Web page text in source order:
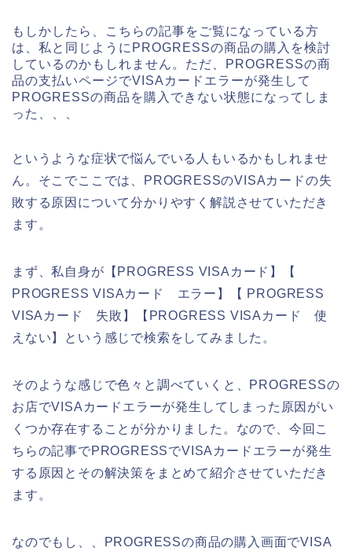
もしかしたら、こちらの記事をご覧になっている方
は、私と同じようにPROGRESSの商品の購入を検討
しているのかもしれません。ただ、PROGRESSの商
品の支払いページでVISAカードエラーが発生して
PROGRESSの商品を購入できない状態になってしま
った、、、
というような症状で悩んでいる人もいるかもしれませ
ん。そこでここでは、PROGRESSのVISAカードの失
敗する原因について分かりやすく解説させていただき
ます。
まず、私自身が【PROGRESS VISAカード】【
PROGRESS VISAカード エラー】【 PROGRESS
VISAカード 失敗】【PROGRESS VISAカード 使
えない】という感じで検索をしてみました。
そのような感じで色々と調べていくと、PROGRESSの
お店でVISAカードエラーが発生してしまった原因がい
くつか存在することが分かりました。なので、今回こ
ちらの記事でPROGRESSでVISAカードエラーが発生
する原因とその解決策をまとめて紹介させていただき
ます。
なのでもし、、PROGRESSの商品の購入画面でVISA